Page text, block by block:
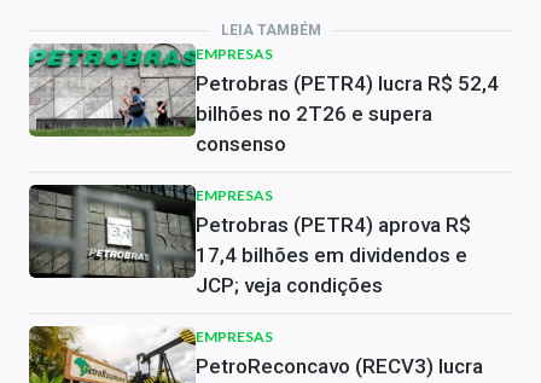
LEIA TAMBÉM
EMPRESAS
Petrobras (PETR4) lucra R$ 52,4
bilhões no 2T26 e supera
consenso
EMPRESAS
Petrobras (PETR4) aprova R$
17,4 bilhões em dividendos e
JCP; veja condições
EMPRESAS
PetroReconcavo (RECV3) lucra